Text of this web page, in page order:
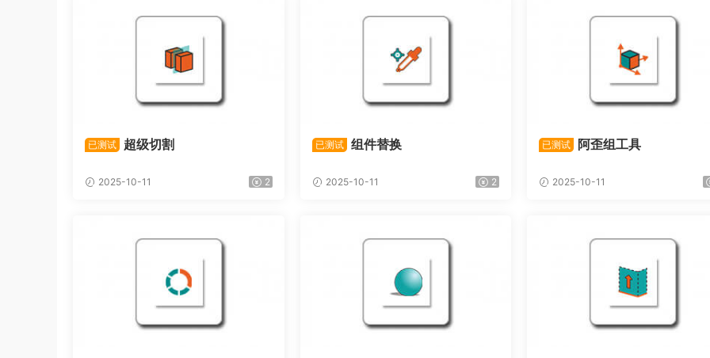
已测试 超级切割
2025-10-11 2
已测试 组件替换
2025-10-11 2
已测试 阿歪组工具
2025-10-11